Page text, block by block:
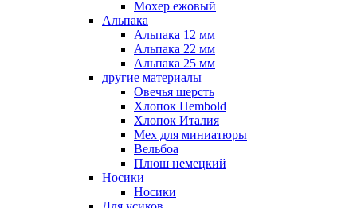
Мохер ежовый
Альпака
Альпака 12 мм
Альпака 22 мм
Альпака 25 мм
другие материалы
Овечья шерсть
Хлопок Hembold
Хлопок Италия
Мех для миниатюры
Вельбоа
Плюш немецкий
Носики
Носики